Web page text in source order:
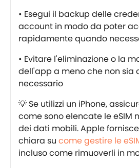
• Esegui il backup delle
account in modo da poter
rapidamente quando
• Evitare l'eliminazione o la
dell'app a meno che non sia
necessario
💡 Se utilizzi un iPhone,
come sono elencate le eSIM
dei dati mobili. Apple
chiara su come gestire le
incluso come rimuoverli in